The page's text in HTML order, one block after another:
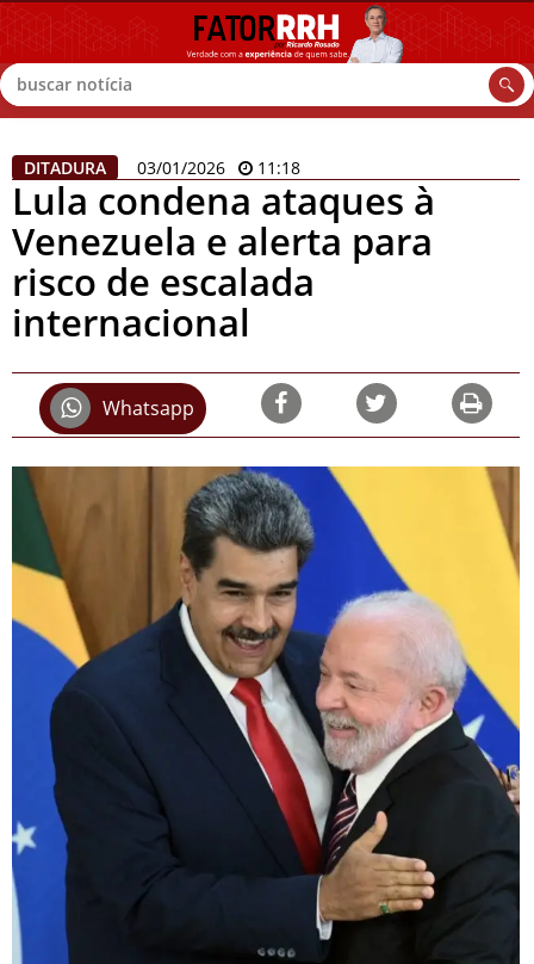
Buscar
DITADURA 03/01/2026 11:18
Lula condena ataques à
Venezuela e alerta para
risco de escalada
internacional
Whatsapp